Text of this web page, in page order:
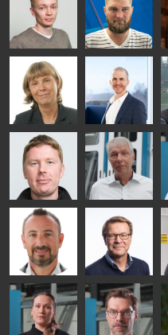
HEAT
TREATMENT
SOLUTIONS
- GLASTON
GLASS
TECHNOLOGY
- GLASTON
Kalle
Kaijanen
Kuusela
GLASTON
AgnetaS
COMMUNICATIONS
- GLASTON
Robert
Jenks
Mikko
Rantala
Ralf
Wolter
Bertrand
Cazes
Simo
Salminen
GLASTON
FINLAND OY